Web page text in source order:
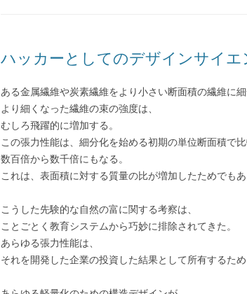
ハッカーとしてのデザインサイエ
ある金属繊維や炭素繊維をより小さい断面積の繊維に細
より細くなった繊維の束の強度は、
むしろ飛躍的に増加する。
この張力性能は、細分化を始める初期の単位断面積で比
数百倍から数千倍にもなる。
これは、表面積に対する質量の比が増加したためでもあ
こうした先験的な自然の富に関する考察は、
ことごとく教育システムから巧妙に排除されてきた。
あらゆる張力性能は、
それを開発した企業の投資した結果として所有するため